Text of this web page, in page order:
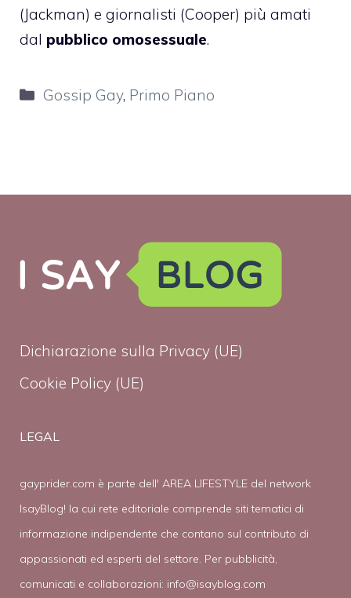
(Jackman) e giornalisti (Cooper) più amati
dal pubblico omosessuale.
Categorie
Gossip Gay, Primo Piano
Dichiarazione sulla Privacy (UE)
Cookie Policy (UE)
LEGAL
gayprider.com è parte dell' AREA LIFESTYLE del network
IsayBlog! la cui rete editoriale comprende siti tematici di
informazione indipendente che contano sul contributo di
appassionati ed esperti del settore. Per pubblicità,
comunicati e collaborazioni: info@isayblog.com